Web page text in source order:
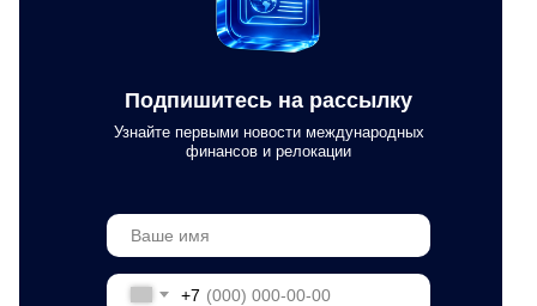
Подпишитесь на рассылку
Узнайте первыми новости международных
финансов и релокации
+7